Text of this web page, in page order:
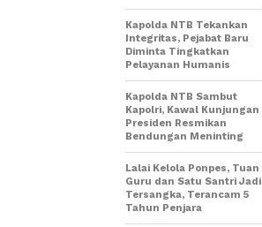
Kapolda NTB Tekankan
Integritas, Pejabat Baru
Diminta Tingkatkan
Pelayanan Humanis
Kapolda NTB Sambut
Kapolri, Kawal Kunjungan
Presiden Resmikan
Bendungan Meninting
Lalai Kelola Ponpes, Tuan
Guru dan Satu Santri Jadi
Tersangka, Terancam 5
Tahun Penjara